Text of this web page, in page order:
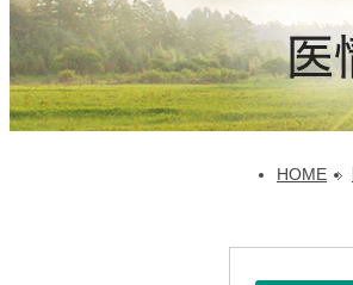
HOME